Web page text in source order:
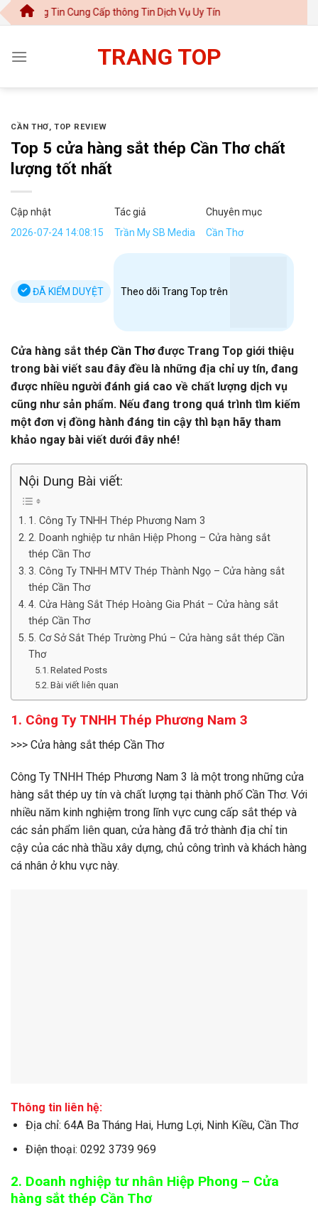
Chuyển
đến
dung
Cung Cấp thông Tin Dịch Vụ Uy Tín
TRANG TOP
CẦN THƠ,TOP REVIEW
Top 5 cửa hàng sắt thép Cần Thơ chất
lượng tốt nhất
Cập nhật
2026-07-24 14:08:15
Tác giả
Trần My SB Media
Chuyên mục
Cần Thơ
ĐÃ KIỂM DUYỆT Theo dõi Trang Top trên
Cửa hàng sắt thép Cần Thơđược Trang Top giới thiệu
trong bài viết sau đây đều là những địa chỉ uy tín, đang
được nhiều người đánh giá cao về chất lượng dịch vụ
cũng như sản phẩm. Nếu đang trong quá trình tìm kiếm
một đơn vị đồng hành đáng tin cậy thì bạn hãy tham
khảo ngay bài viết dưới đây nhé!
Nội Dung Bài viết:
1. Công Ty TNHH Thép Phương Nam 3
2. Doanh nghiệp tư nhân Hiệp Phong – Cửa hàng sắt
thép Cần Thơ
3. Công Ty TNHH MTV Thép Thành Ngọ – Cửa hàng sắt
thép Cần Thơ
4. Cửa Hàng Sắt Thép Hoàng Gia Phát – Cửa hàng sắt
thép Cần Thơ
5. Cơ Sở Sắt Thép Trường Phú – Cửa hàng sắt thép Cần
Thơ
Related Posts
Bài viết liên quan
1. Công Ty TNHH Thép Phương Nam 3
>>> Cửa hàng sắt thép Cần Thơ
Công Ty TNHH Thép Phương Nam 3 là một trong những cửa
hàng sắt thép uy tín và chất lượng tại thành phố Cần Thơ. Với
nhiều năm kinh nghiệm trong lĩnh vực cung cấp sắt thép và
các sản phẩm liên quan, cửa hàng đã trở thành địa chỉ tin
cậy của các nhà thầu xây dựng, chủ công trình và khách hàng
cá nhân ở khu vực này.
Thông tin liên hệ:
Địa chỉ: 64A Ba Tháng Hai, Hưng Lợi, Ninh Kiều, Cần Thơ
Điện thoại: 0292 3739 969
2. Doanh nghiệp tư nhân Hiệp Phong – Cửa
hàng sắt thép Cần Thơ